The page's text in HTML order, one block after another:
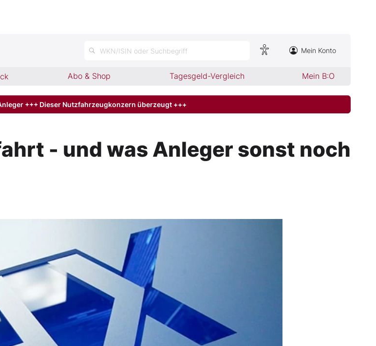
WKN/ISIN oder Suchbegriff Mein Konto
Abo & Shop Tagesgeld-Vergleich Mein B:O
+++ Dieser Nutzfahrzeugkonzern überzeugt +++
- und was Anleger sonst noch